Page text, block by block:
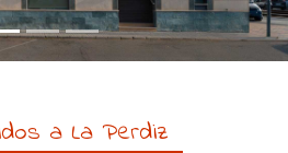
a La Perdiz